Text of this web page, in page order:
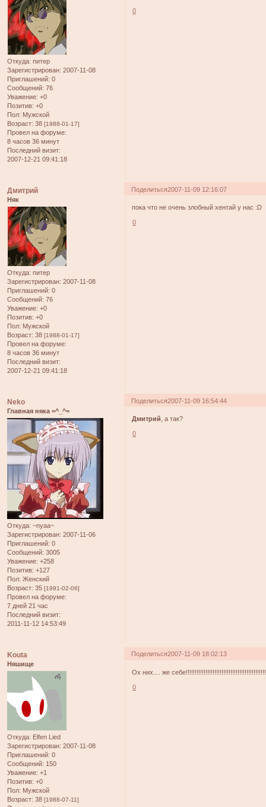
Откуда: питер
Зарегистрирован: 2007-11-08
Приглашений: 0
Сообщений: 76
Уважение: +0
Позитив: +0
Пол: Мужской
Возраст: 38 [1988-01-17]
Провел на форуме:
8 часов 36 минут
Последний визит:
2007-12-21 09:41:18
0
Поделиться2007-11-09 12:16:07
Дмитрий
Няк
Откуда: питер
Зарегистрирован: 2007-11-08
Приглашений: 0
Сообщений: 76
Уважение: +0
Позитив: +0
Пол: Мужской
Возраст: 38 [1988-01-17]
Провел на форуме:
8 часов 36 минут
Последний визит:
2007-12-21 09:41:18
пока что не очень злобный хентай у нас :D
0
Поделиться2007-11-09 16:54:44
Neko
Главная няка =^_^=
Откуда: ~nyaa~
Зарегистрирован: 2007-11-06
Приглашений: 0
Сообщений: 3005
Уважение: +258
Позитив: +127
Пол: Женский
Возраст: 35 [1991-02-06]
Провел на форуме:
7 дней 21 час
Последний визит:
2011-11-12 14:53:49
Дмитрий , а так?
0
Поделиться2007-11-09 18:02:13
Kouta
Няшище
Откуда: Elfen Lied
Зарегистрирован: 2007-11-08
Приглашений: 0
Сообщений: 150
Уважение: +1
Позитив: +0
Пол: Мужской
Возраст: 38 [1988-07-11]
Ох них.... же
0